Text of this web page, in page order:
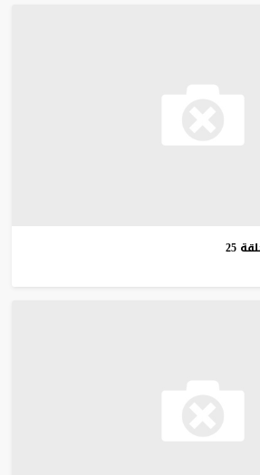
25